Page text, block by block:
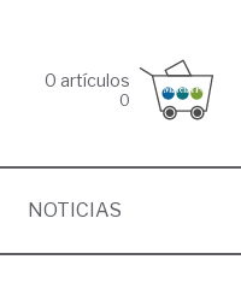
0 artículos
0
NOTICIAS